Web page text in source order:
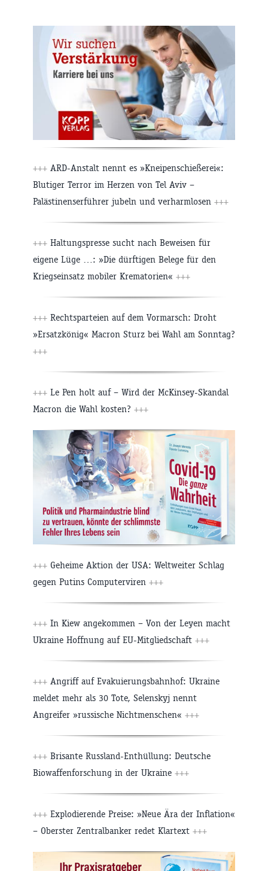
+++ ARD-Anstalt nennt es »Kneipenschießerei«:
Blutiger Terror im Herzen von Tel Aviv –
Palästinenserführer jubeln und verharmlosen +++
+++ Haltungspresse sucht nach Beweisen für
eigene Lüge …: »Die dürftigen Belege für den
Kriegseinsatz mobiler Krematorien« +++
+++ Rechtsparteien auf dem Vormarsch: Droht
»Ersatzkönig« Macron Sturz bei Wahl am Sonntag?
+++
+++ Le Pen holt auf – Wird der McKinsey-Skandal
Macron die Wahl kosten? +++
+++ Geheime Aktion der USA: Weltweiter Schlag
gegen Putins Computerviren +++
+++ In Kiew angekommen – Von der Leyen macht
Ukraine Hoffnung auf EU-Mitgliedschaft +++
+++ Angriff auf Evakuierungsbahnhof: Ukraine
meldet mehr als 30 Tote, Selenskyj nennt
Angreifer »russische Nichtmenschen« +++
+++ Brisante Russland-Enthüllung: Deutsche
Biowaffenforschung in der Ukraine +++
+++ Explodierende Preise: »Neue Ära der Inflation«
– Oberster Zentralbanker redet Klartext +++